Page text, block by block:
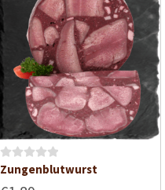
n
B
Zungenblutwurst